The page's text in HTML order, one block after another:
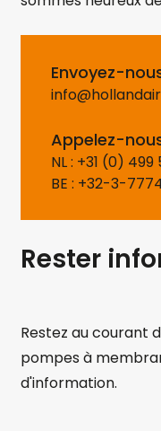
Envoyez-
Appelez-
NL : +31 (0) 499
BE : +32-3-
Rester
Restez au courant
pompes à
d'information.